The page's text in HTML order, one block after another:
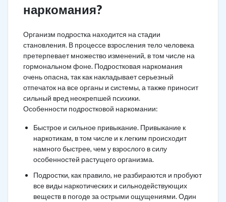
наркомания?
Организм подростка находится на стадии
становления. В процессе взросления тело человека
претерпевает множество изменений, в том числе на
гормональном фоне. Подростковая наркомания
очень опасна, так как накладывает серьезный
отпечаток на все органы и системы, а также приносит
сильный вред неокрепшей психики.
Особенности подростковой наркомании:
Быстрое и сильное привыкание. Привыкание к
наркотикам, в том числе и к легким происходит
намного быстрее, чем у взрослого в силу
особенностей растущего организма.
Подростки, как правило, не разбираются и пробуют
все виды наркотических и сильнодействующих
веществ в погоде за острыми ощущениями. Один